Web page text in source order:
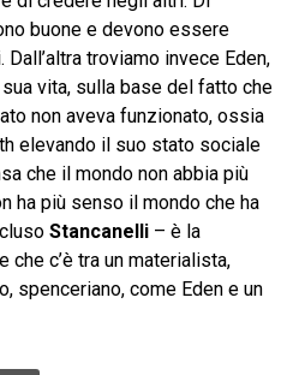
buone e devono essere
troviamo invece Eden,
vita, sulla base del fatto che
non aveva funzionato, ossia
elevando il suo stato sociale
che il mondo non abbia più
ha più senso il mondo che ha
Stancanelli– è la
c’è tra un materialista,
spenceriano, come Eden e un